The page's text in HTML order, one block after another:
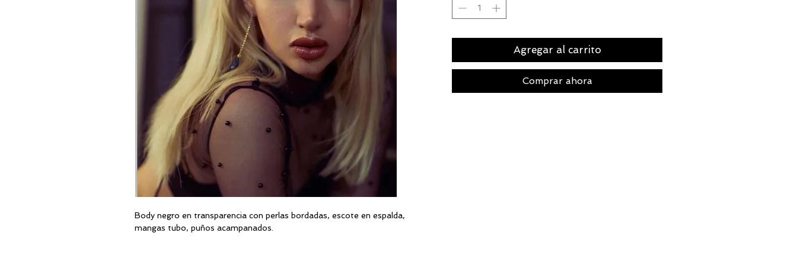
Body negro en transparencia con perlas bordadas, escote en espalda,
mangas tubo, puños acampanados.
Agregar al carrito
Comprar ahora